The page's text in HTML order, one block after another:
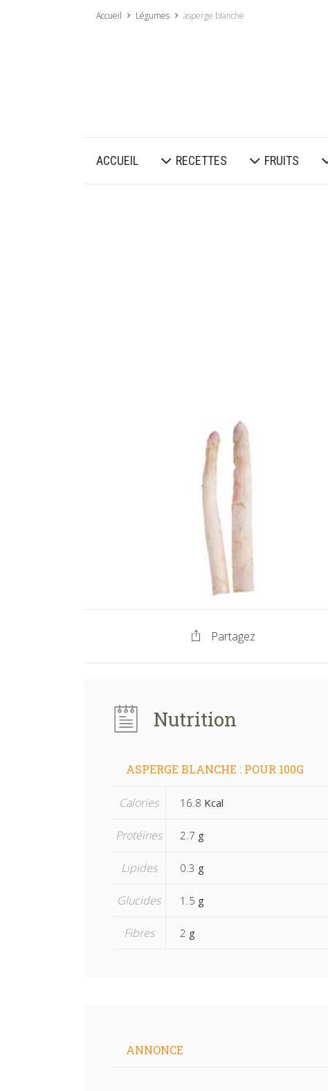
Accueil Légumes asperge blanche
ACCUEIL RECETTES FRUITS
Partagez
Nutrition
ASPERGE BLANCHE : POUR 100G
Calories 16.8 Kcal
Protéines 2.7 g
Lipides 0.3 g
Glucides 1.5 g
Fibres 2 g
ANNONCE